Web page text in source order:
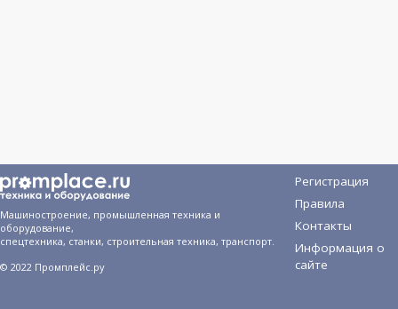
Машиностроение, промышленная техника и
оборудование,
спецтехника, станки, строительная техника, транспорт.
© 2022 Промплейс.ру
Регистрация
Правила
Контакты
Информация о
сайте